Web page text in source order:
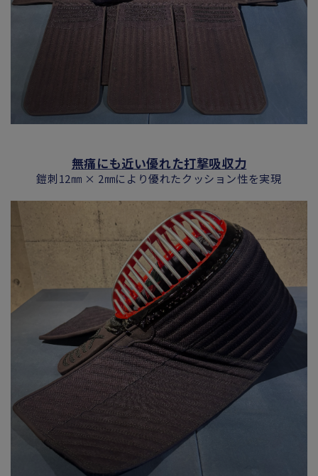
無痛にも近い優れた打撃吸収力
鎧刺12㎜ × 2㎜により優れたクッション性を実現